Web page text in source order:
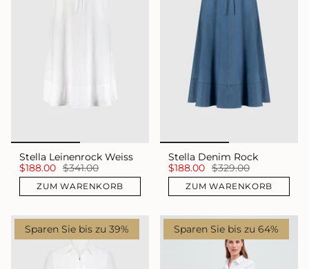
Stella Leinenrock Weiss
$188.00 $341.00
ZUM WARENKORB
Stella Denim Rock
$188.00 $329.00
ZUM WARENKORB
Sparen Sie bis zu 39% Sparen Sie bis zu 64%